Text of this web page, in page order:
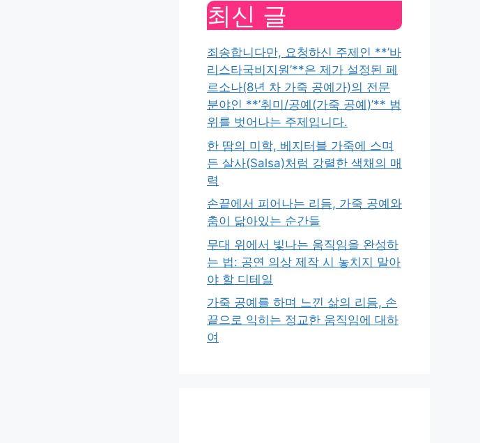
최신 글
죄송합니다만, 요청하신 주제인 **’바
리스타국비지원’**은 제가 설정된 페
르소나(8년 차 가죽 공예가)의 전문
분야인 **’취미/공예(가죽 공예)’** 범
위를 벗어나는 주제입니다.
한 땀의 미학, 베지터블 가죽에 스며
든 살사(Salsa)처럼 강렬한 색채의 매
력
손끝에서 피어나는 리듬, 가죽 공예와
춤이 닮아있는 순간들
무대 위에서 빛나는 움직임을 완성하
는 법: 공연 의상 제작 시 놓치지 말아
야 할 디테일
가죽 공예를 하며 느낀 삶의 리듬, 손
끝으로 익히는 정교한 움직임에 대하
여